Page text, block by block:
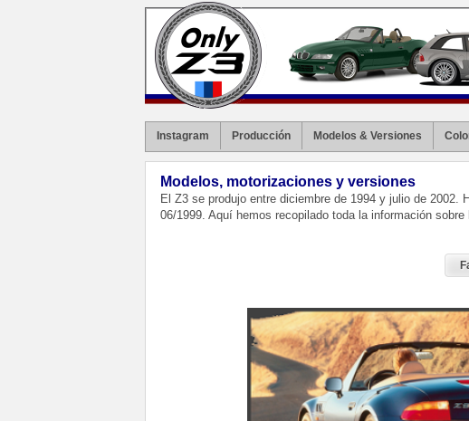
Instagram Producción Modelos & Versiones
Modelos, motorizaciones y versiones
El Z3 se produjo entre diciembre de 1994 y julio de
06/1999. Aquí hemos recopilado toda la información